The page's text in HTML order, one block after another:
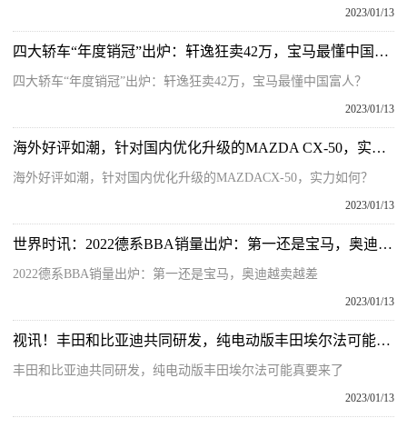
2023/01/13
四大轿车“年度销冠”出炉：轩逸狂卖42万，宝马最懂中国富人？
四大轿车“年度销冠”出炉：轩逸狂卖42万，宝马最懂中国富人？
2023/01/13
海外好评如潮，针对国内优化升级的MAZDA CX-50，实力如何？
海外好评如潮，针对国内优化升级的MAZDACX-50，实力如何？
2023/01/13
世界时讯：2022德系BBA销量出炉：第一还是宝马，奥迪越卖越差
2022德系BBA销量出炉：第一还是宝马，奥迪越卖越差
2023/01/13
视讯！丰田和比亚迪共同研发，纯电动版丰田埃尔法可能真要来了
丰田和比亚迪共同研发，纯电动版丰田埃尔法可能真要来了
2023/01/13